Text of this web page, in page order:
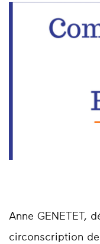
Anne GENETET,
circonscription